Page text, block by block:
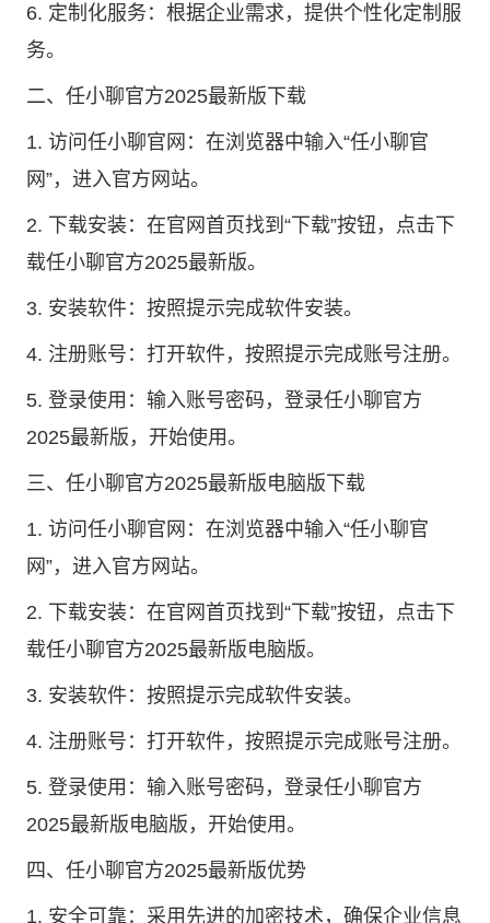
6. 定制化服务：根据企业需求，提供个性化定制服
务。
二、任小聊官方2025最新版下载
1. 访问 任小聊官网 ：在浏览器中输入“任小聊官
网”，进入官方网站。
2. 下载安装：在官网首页找到“下载”按钮，点击下
载任小聊官方2025最新版。
3. 安装软件：按照提示完成软件安装。
4. 注册账号：打开软件，按照提示完成账号注册。
5. 登录使用：输入账号密码，登录任小聊官方
2025最新版，开始使用。
三、任小聊官方2025最新版电脑版下载
1. 访问任小聊官网：在浏览器中输入“任小聊官
网”，进入官方网站。
2. 下载安装：在官网首页找到“下载”按钮，点击下
载任小聊官方2025最新版电脑版。
3. 安装软件：按照提示完成软件安装。
4. 注册账号：打开软件，按照提示完成账号注册。
5. 登录使用：输入账号密码，登录任小聊官方
2025最新版电脑版，开始使用。
四、任小聊官方2025最新版优势
1. 安全可靠：采用先进的加密技术，确保企业信息